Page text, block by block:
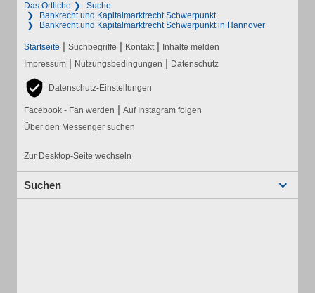
Das Örtliche
Suche
Bankrecht und Kapitalmarktrecht Schwerpunkt
Bankrecht und Kapitalmarktrecht Schwerpunkt in Hannover
Startseite | Suchbegriffe | Kontakt | Inhalte melden
Impressum | Nutzungsbedingungen | Datenschutz
Datenschutz-Einstellungen
Facebook - Fan werden | Auf Instagram folgen
Über den Messenger suchen
Zur Desktop-Seite wechseln
Suchen